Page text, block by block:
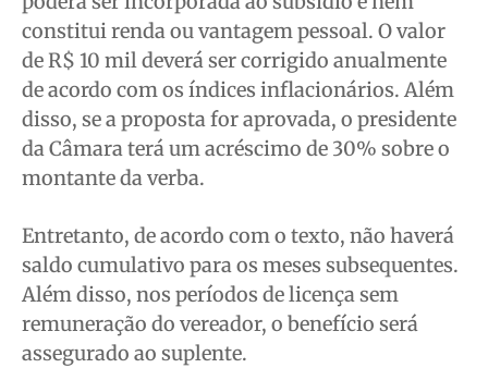
constitui renda ou vantagem pessoal. O valor
de R$ 10 mil deverá ser corrigido anualmente
de acordo com os índices inflacionários. Além
disso, se a proposta for aprovada, o presidente
da Câmara terá um acréscimo de 30% sobre o
montante da verba.
Entretanto, de acordo com o texto, não haverá
saldo cumulativo para os meses subsequentes.
Além disso, nos períodos de licença sem
remuneração do vereador, o benefício será
assegurado ao suplente.